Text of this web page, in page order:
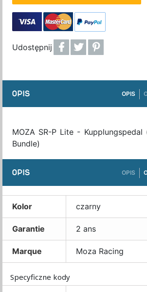
Udostępnij
OPIS OPIS
MOZA SR-P Lite -
Bundle)
OPIS OPIS
Kolor czarny
Garantie 2 ans
Marque Moza Racing
Specyficzne kody